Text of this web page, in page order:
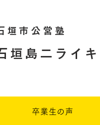
垣市公営塾
垣島二ライ
卒業生の声